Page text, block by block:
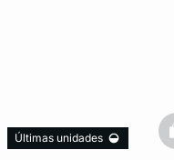
Últimas unidades